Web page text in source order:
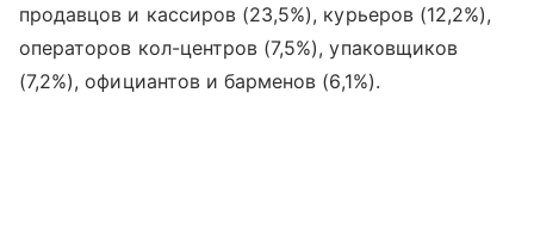
продавцов и кассиров (23,5%), курьеров (12,2%),
операторов кол-центров (7,5%), упаковщиков
(7,2%), официантов и барменов (6,1%).